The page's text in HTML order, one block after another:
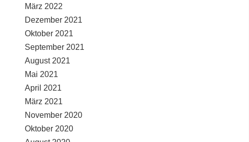
März 2022
Dezember 2021
Oktober 2021
September 2021
August 2021
Mai 2021
April 2021
März 2021
November 2020
Oktober 2020